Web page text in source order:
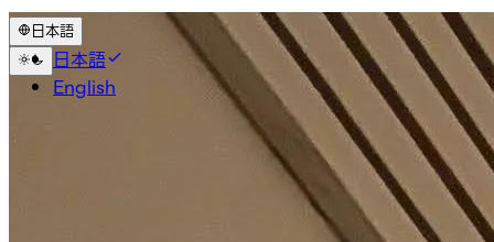
日本語
日本語
English